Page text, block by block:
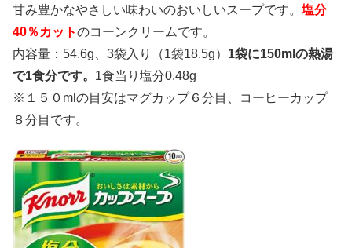
甘み豊かなやさしい味わいのおいしいスープです。 塩分
40％カットのコーンクリームです。
内容量：54.6g、3袋入り（1袋18.5g） 1袋に150mlの熱湯
で1食分です。 1食当り塩分0.48g
※１５０mlの目安はマグカップ６分目、コーヒーカップ
８分目です。